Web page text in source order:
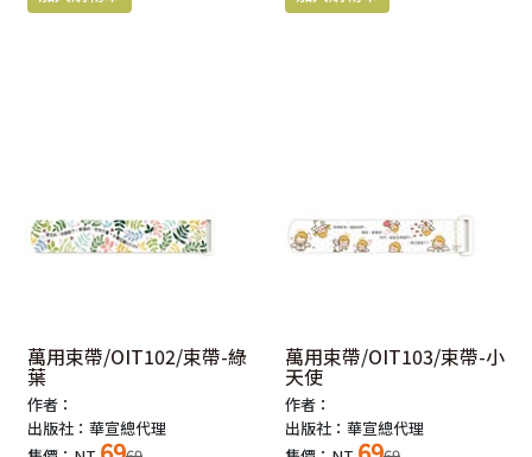
萬用束帶/OIT102/束帶-綠
葉
作者：
出版社：華宣總代理
萬用束帶/OIT103/束帶-小
天使
作者：
出版社：華宣總代理